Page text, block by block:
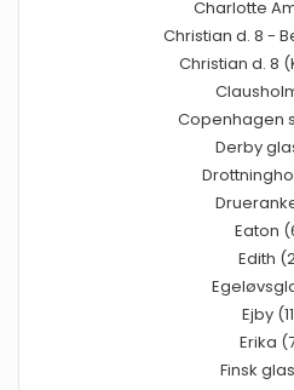
Charlotte
Christian d. 8 -
Christian d. 8
Copenhagen
Derby
Eaton
Edith
Ejby
Erika
Finsk